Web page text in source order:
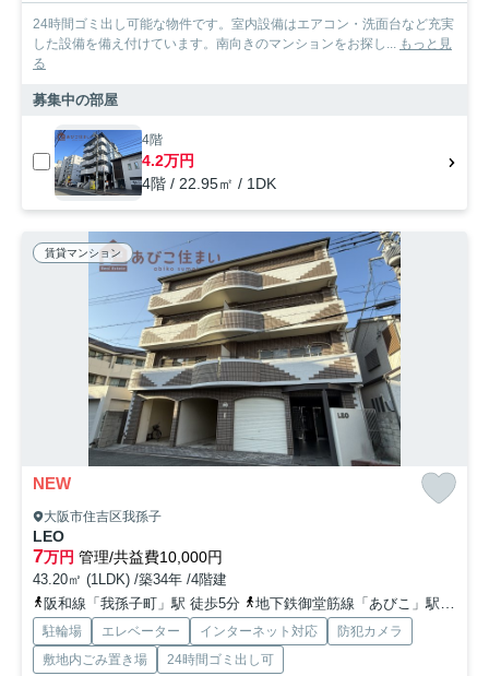
24時間ゴミ出し可能な物件です。室内設備はエアコン・洗面台など充実
した設備を備え付けています。南向きのマンションをお探し... もっと見
る
募集中の部屋
4階
4.2万円
4階 / 22.95㎡ / 1DK
賃貸マンション
NEW
大阪市住吉区我孫子
LEO
7万円 管理/共益費10,000円
43.20㎡ (1LDK) /築34年 /4階建
阪和線「我孫子町」駅 徒歩5分
地下鉄御堂筋線「あびこ」駅 徒歩10分
駐輪場 エレベーター インターネット対応
防犯カメラ
敷地内ごみ置き場
24時間ゴミ出し可